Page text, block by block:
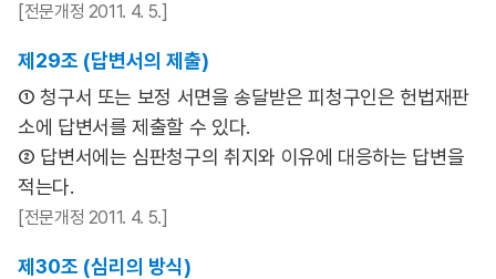
[전문개정 2011. 4. 5.]
제29조 (답변서의 제출)
① 청구서 또는 보정 서면을 송달받은 피청구인은 헌법재판
소에 답변서를 제출할 수 있다.
② 답변서에는 심판청구의 취지와 이유에 대응하는 답변을
적는다.
[전문개정 2011. 4. 5.]
제30조 (심리의 방식)